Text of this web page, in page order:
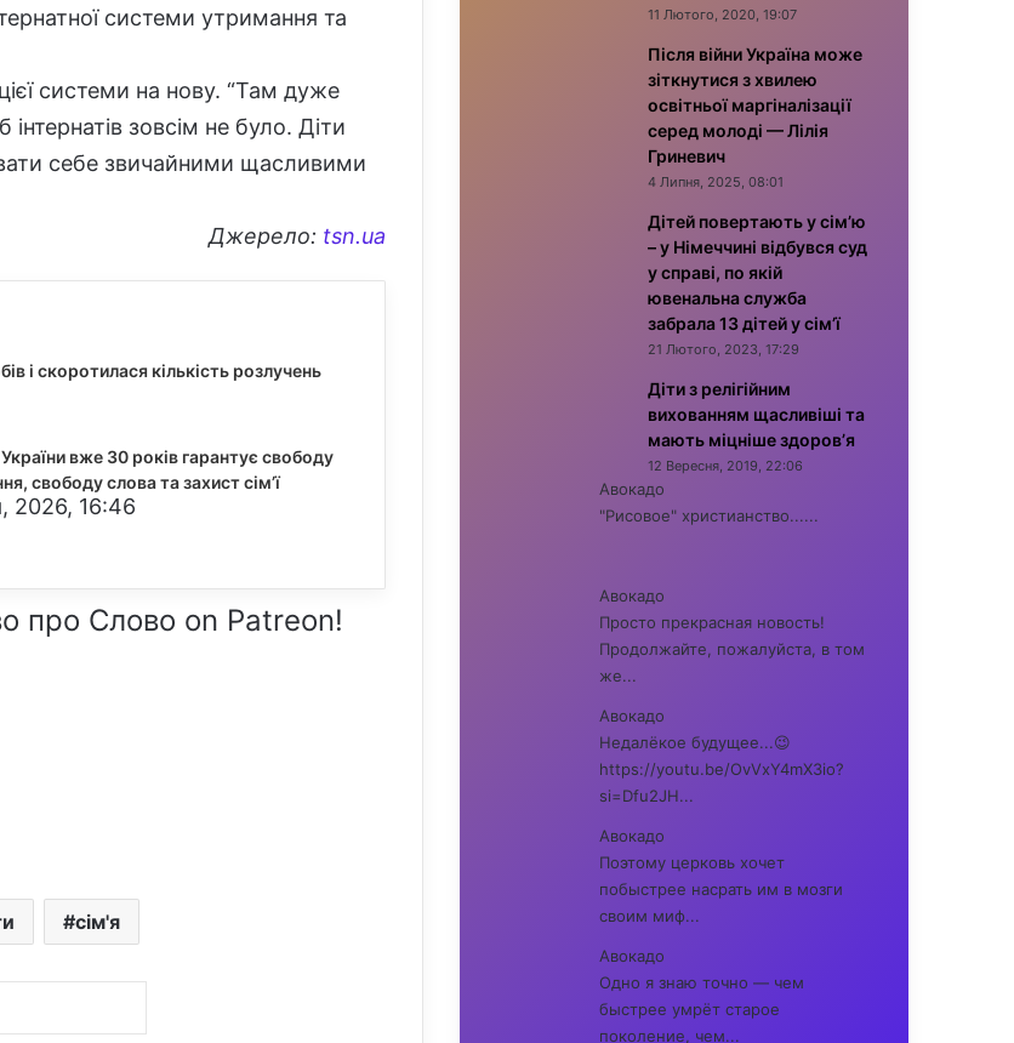
системи утримання та
цієї системи на нову. “Там дуже
зовсім не було. Діти
себе звичайними щасливими
Джерело: tsn.ua
і скоротилася кількість розлучень
вже 30 років гарантує свободу
свободу слова та захист сім’ї
2026, 16:46
про Слово on Patreon!
сім'я
11 Лютого, 2020, 19:07
Після війни Україна може
зіткнутися з хвилею
освітньої маргіналізації
серед молоді — Лілія
Гриневич
4 Липня, 2025, 08:01
Дітей повертають у сім’ю
– у Німеччині відбувся суд
у справі, по якій
ювенальна служба
забрала 13 дітей у сім’ї
21 Лютого, 2023, 17:29
Діти з релігійним
вихованням щасливіші та
мають міцніше здоров’я
12 Вересня, 2019, 22:06
Авокадо
"Рисовое" христианство......
Авокадо
Просто прекрасная новость!
Продолжайте, пожалуйста, в том
же...
Авокадо
Недалёкое будущее...😉
https://youtu.be/OvVxY4mX3io?
si=Dfu2JH...
Авокадо
Поэтому церковь хочет
побыстрее насрать им в мозги
своим миф...
Авокадо
Одно я знаю точно — чем
быстрее умрёт старое
поколение, чем...